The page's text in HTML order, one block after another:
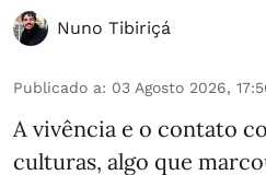
Nuno Tibiriçá
Publicado a: 03 Agosto 2026,
A vivência e o contato
culturas, algo que